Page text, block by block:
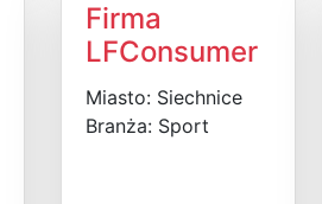
Firma
LFConsumer
Miasto: Siechnice
Branża: Sport